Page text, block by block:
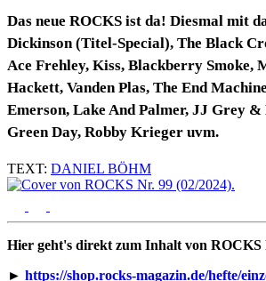
Das neue ROCKS ist da! Diesmal mit
Dickinson (Titel-Special), The Black
Ace Frehley, Kiss, Blackberry Smoke,
Hackett, Vanden Plas, The End
Emerson, Lake And Palmer, JJ Grey
Green Day, Robby Krieger uvm.
TEXT: DANIEL BÖHM
Hier geht's direkt zum Inhalt von ROCKS
► https://shop.rocks-magazin.de/hefte/